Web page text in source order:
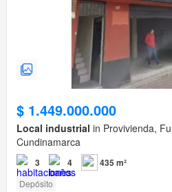
$ 1.449.000.000
Local industrial in Provivienda,
Cundinamarca
3 4 435 m²
Depósito